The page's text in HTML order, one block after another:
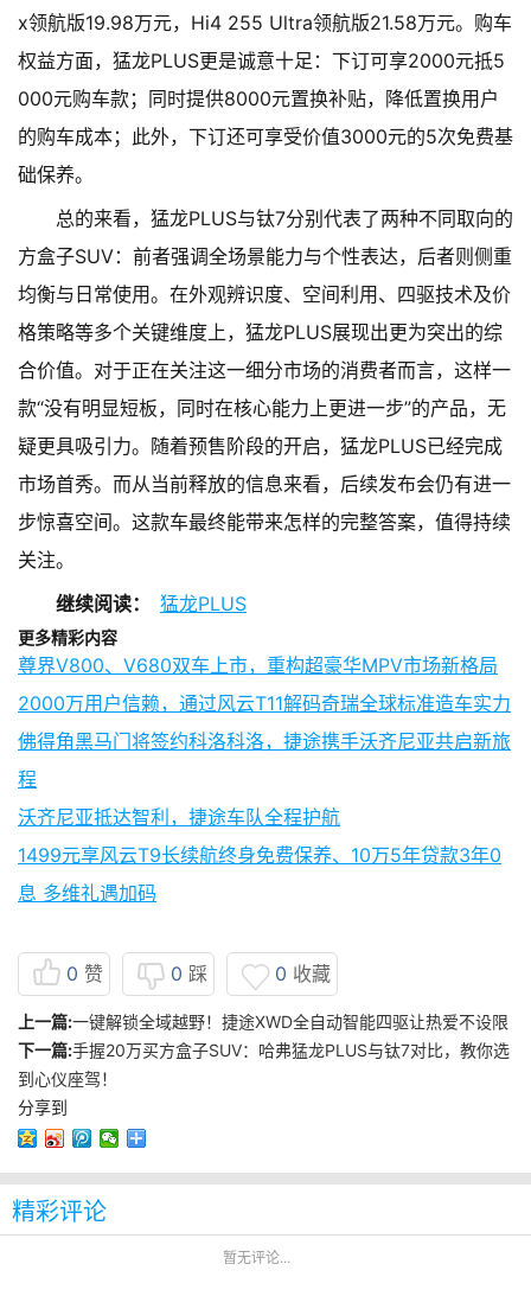
x领航版19.98万元，Hi4 255 Ultra领航版21.58万元。购车
权益方面，猛龙PLUS更是诚意十足：下订可享2000元抵5
000元购车款；同时提供8000元置换补贴，降低置换用户
的购车成本；此外，下订还可享受价值3000元的5次免费基
础保养。
总的来看，猛龙PLUS与钛7分别代表了两种不同取向的
方盒子SUV：前者强调全场景能力与个性表达，后者则侧重
均衡与日常使用。在外观辨识度、空间利用、四驱技术及价
格策略等多个关键维度上，猛龙PLUS展现出更为突出的综
合价值。对于正在关注这一细分市场的消费者而言，这样一
款“没有明显短板，同时在核心能力上更进一步”的产品，无
疑更具吸引力。随着预售阶段的开启，猛龙PLUS已经完成
市场首秀。而从当前释放的信息来看，后续发布会仍有进一
步惊喜空间。这款车最终能带来怎样的完整答案，值得持续
关注。
继续阅读：
猛龙PLUS
更多精彩内容
尊界V800、V680双车上市，重构超豪华MPV市场新格局
2000万用户信赖，通过风云T11解码奇瑞全球标准造车实力
佛得角黑马门将签约科洛科洛，捷途携手沃齐尼亚共启新旅
程
沃齐尼亚抵达智利，捷途车队全程护航
1499元享风云T9长续航终身免费保养、10万5年贷款3年0
息 多维礼遇加码
0 赞 0 踩 0 收藏
上一篇:一键解锁全域越野！捷途XWD全自动智能四驱让热爱不设限
下一篇:手握20万买方盒子SUV：哈弗猛龙PLUS与钛7对比，教你选
到心仪座驾！
分享到
精彩评论
暂无评论...